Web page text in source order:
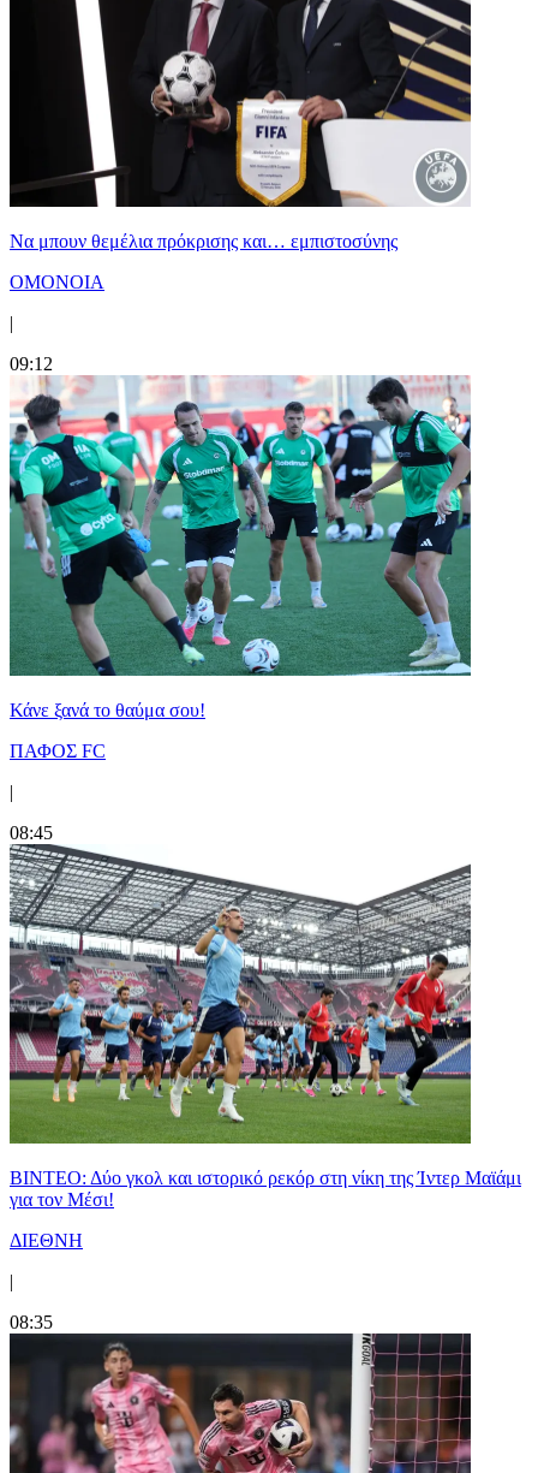
Να μπουν θεμέλια πρόκρισης και… εμπιστοσύνης
ΟΜΟΝΟΙΑ
|
09:12
Κάνε ξανά το θαύμα σου!
ΠΑΦΟΣ FC
|
08:45
ΒΙΝΤΕΟ: Δύο γκολ και ιστορικό ρεκόρ στη νίκη της Ίντερ Μαϊάμι
για τον Μέσι!
ΔΙΕΘΝΗ
|
08:35